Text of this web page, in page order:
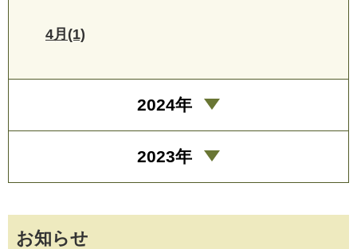
お知らせ
4月(1)
2024年
2023年